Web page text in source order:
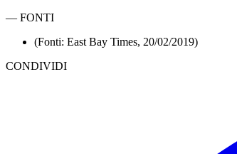
— FONTI
(Fonti: East Bay Times, 20/02/2019)
CONDIVIDI